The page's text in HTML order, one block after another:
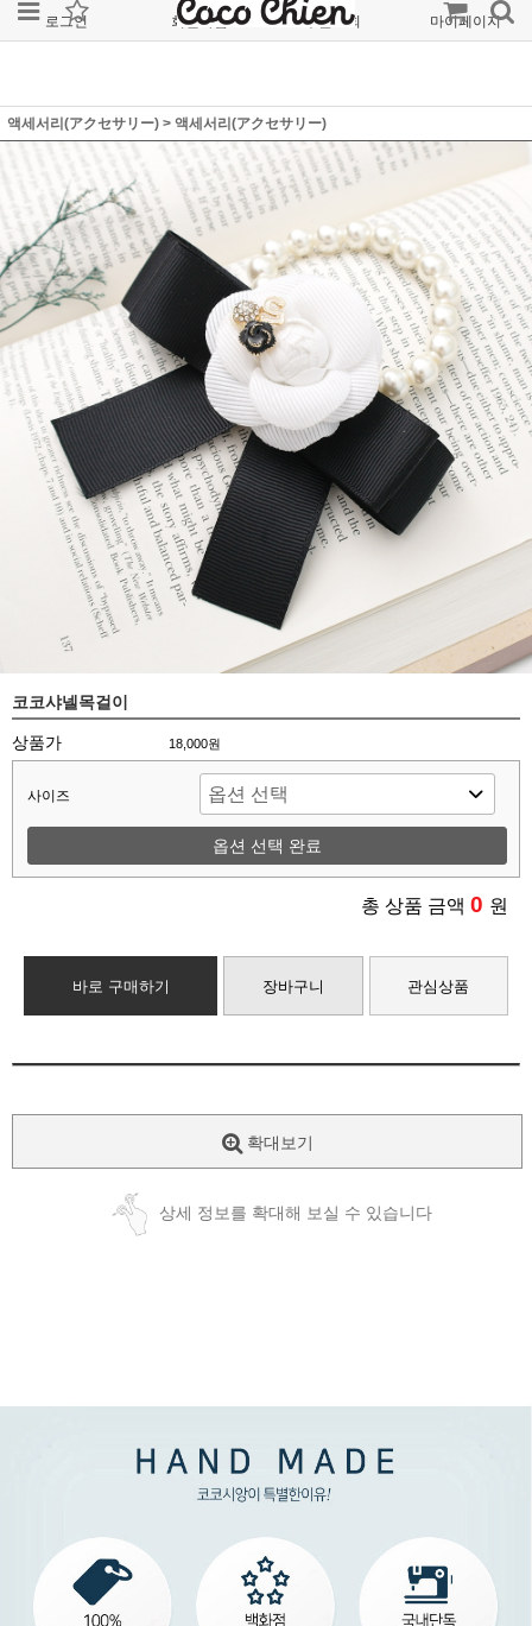
로그인 회원가입 주문조회 마이페이지
액세서리(アクセサリー) > 액세서리(アクセサリー)
코코샤넬목걸이
상품가 18,000원
사이즈
옵션 선택 완료
총 상품 금액 0 원
바로 구매하기 장바구니 관심상품
확대보기
상세 정보를 확대해 보실 수 있습니다